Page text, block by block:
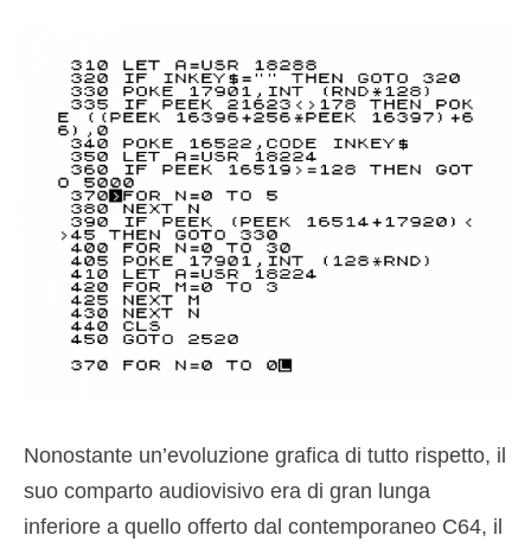
Nonostante un’evoluzione grafica di tutto rispetto, il
suo comparto audiovisivo era di gran lunga
inferiore a quello offerto dal contemporaneo C64, il